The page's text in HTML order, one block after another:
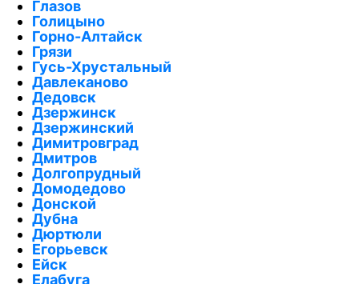
Глазов
Голицыно
Горно-Алтайск
Грязи
Гусь-Хрустальный
Давлеканово
Дедовск
Дзержинск
Дзержинский
Димитровград
Дмитров
Долгопрудный
Домодедово
Донской
Дубна
Дюртюли
Егорьевск
Ейск
Елабуга